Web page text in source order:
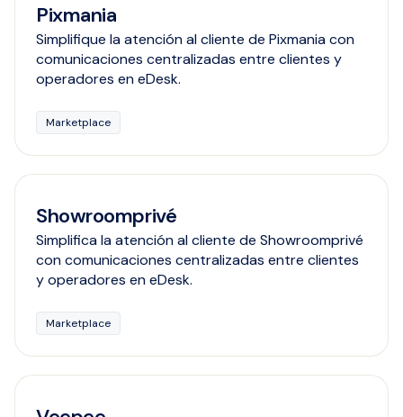
Pixmania
Simplifique la atención al cliente de Pixmania con
comunicaciones centralizadas entre clientes y
operadores en eDesk.
Marketplace
Showroomprivé
Simplifica la atención al cliente de Showroomprivé
con comunicaciones centralizadas entre clientes
y operadores en eDesk.
Marketplace